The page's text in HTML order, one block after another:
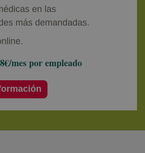
en las
más demandadas.​
mes por empleado